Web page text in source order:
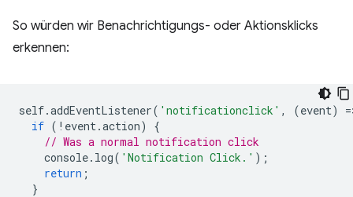
So würden wir Benachrichtigungs- oder Aktionsklicks
erkennen:
self.addEventListener( 'notificationclick' , (event) =
if ( ! event.action)
{
// Was a normal notification click
console. log( 'Notification Click.' );
return ;
}